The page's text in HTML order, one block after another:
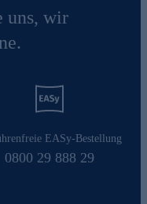
uns, wir
EASy-Bestellung
0800 29 888 29